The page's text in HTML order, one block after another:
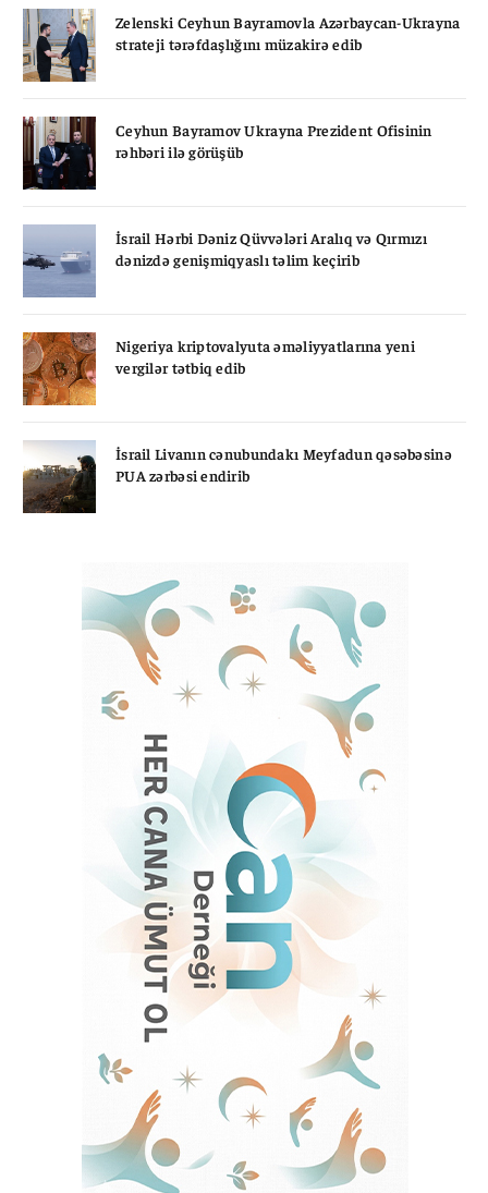
Zelenski Ceyhun Bayramovla Azərbaycan-Ukrayna
strateji tərəfdaşlığını müzakirə edib
Ceyhun Bayramov Ukrayna Prezident Ofisinin
rəhbəri ilə görüşüb
İsrail Hərbi Dəniz Qüvvələri Aralıq və Qırmızı
dənizdə genişmiqyaslı təlim keçirib
Nigeriya kriptovalyuta əməliyyatlarına yeni
vergilər tətbiq edib
İsrail Livanın cənubundakı Meyfadun qəsəbəsinə
PUA zərbəsi endirib